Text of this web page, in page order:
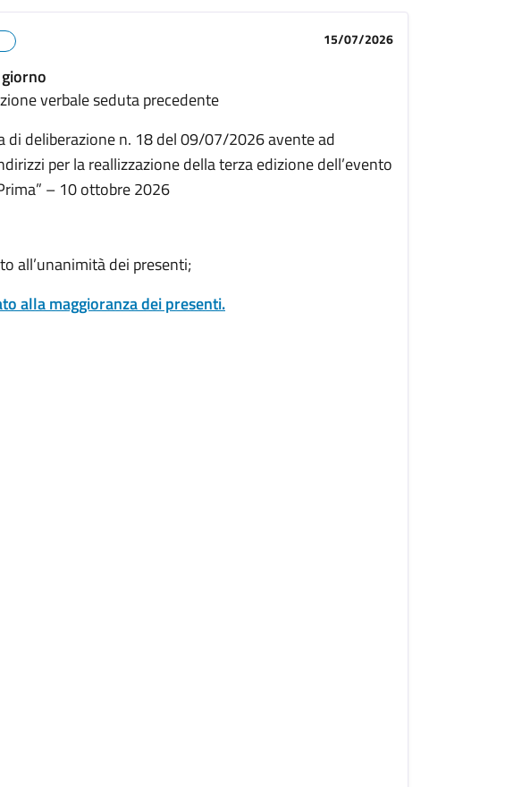
15/07/2026
verbale seduta precedente
di deliberazione n. 18 del 09/07/2026 avente ad
per la reallizzazione della terza edizione dell’evento
– 10 ottobre 2026
all’unanimità dei presenti;
alla maggioranza dei presenti.